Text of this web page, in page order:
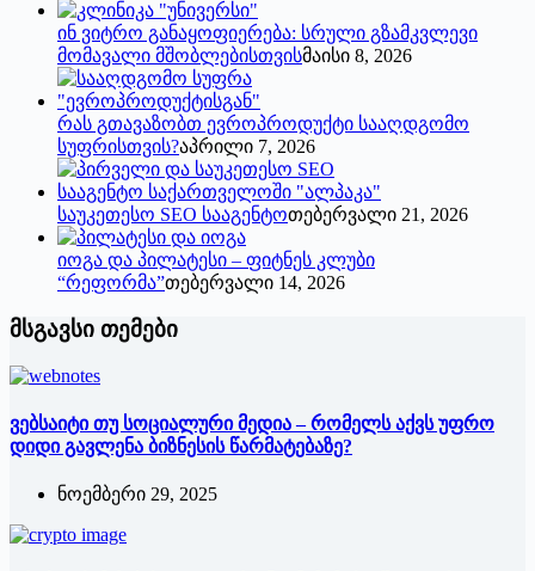
ინ ვიტრო განაყოფიერება: სრული გზამკვლევი
მომავალი მშობლებისთვისმაისი 8, 2026
რას გთავაზობთ ევროპროდუქტი სააღდგომო
სუფრისთვის?აპრილი 7, 2026
საუკეთესო SEO სააგენტოთებერვალი 21, 2026
იოგა და პილატესი – ფიტნეს კლუბი
“რეფორმა”თებერვალი 14, 2026
მსგავსი თემები
ვებსაიტი თუ სოციალური მედია – რომელს აქვს უფრო
დიდი გავლენა ბიზნესის წარმატებაზე?
ნოემბერი 29, 2025